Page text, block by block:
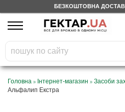
БЕЗКОШТОВНА
На вашому
бонусному рахунку
Безкоштовно по Україні
Головна » Інтернет-магазин » Засоби
Альфалип Екстра